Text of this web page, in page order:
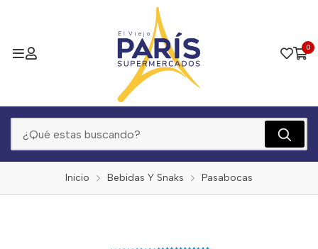
0
Inicio Bebidas Y Snaks Pasabocas